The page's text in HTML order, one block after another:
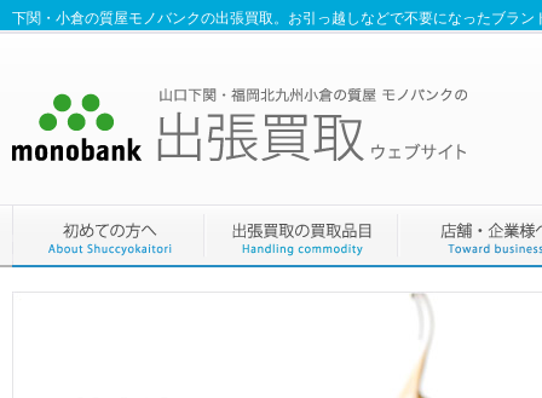
下関・小倉の質屋モノバンクの出張買取。お引っ越しなどで不要になったブラ